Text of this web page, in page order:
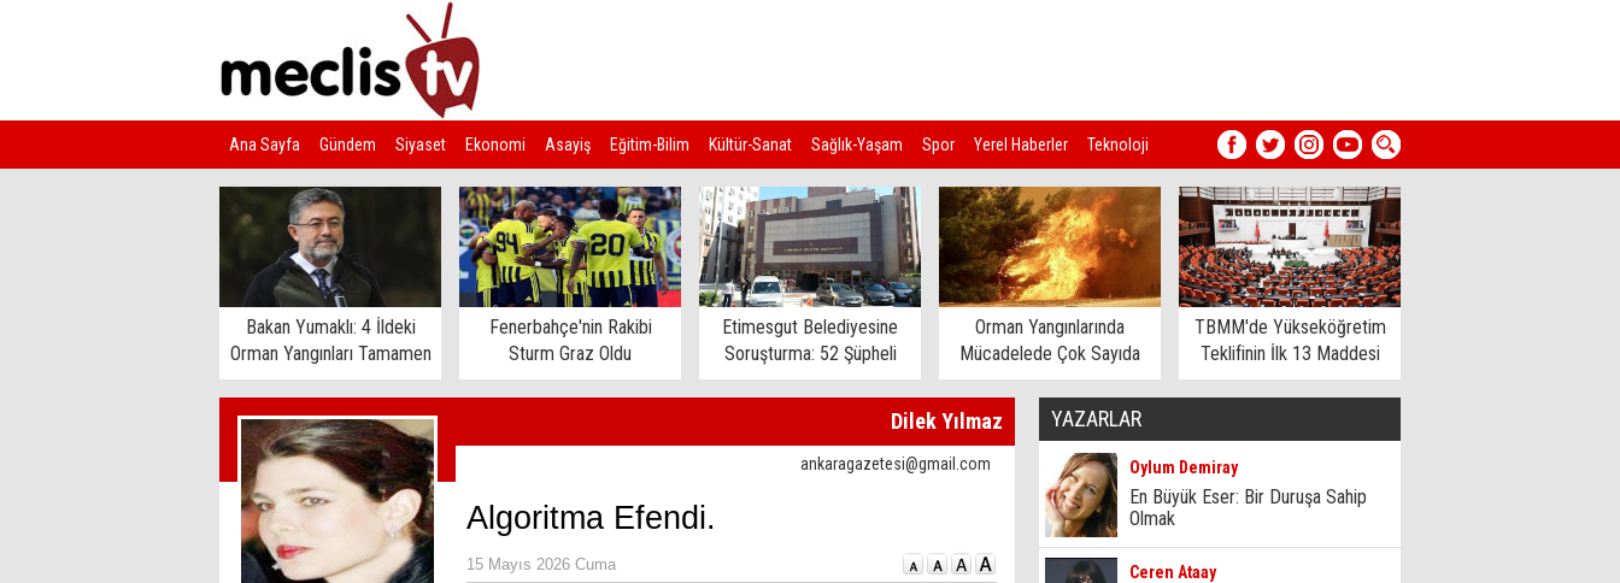
Ana Sayfa Gündem Siyaset Ekonomi Asayiş Eğitim-Bilim Kültür-Sanat Sağlık-Yaşam Spor Yerel Haberler Teknoloji
Kim Kimdir?
Bakan Yumaklı: 4 İldeki
Orman Yangınları Tamamen
Kontrol Altında
Fenerbahçe'nin Rakibi
Sturm Graz Oldu
Etimesgut Belediyesine
Soruşturma: 52 Şüpheli
Gözaltına Alındı
Orman Yangınlarında
Mücadelede Çok Sayıda
Ev Tahliye Edildi
TBMM'de Yükseköğretim
Teklifinin İlk 13 Maddesi
Kabul Edildi
Dilek Yılmaz
ankaragazetesi@gmail.com
Algoritma Efendi.
15 Mayıs 2026 Cuma
YAZARLAR
Oylum Demiray
En Büyük Eser: Bir Duruşa Sahip
Olmak
Ceren Ataay